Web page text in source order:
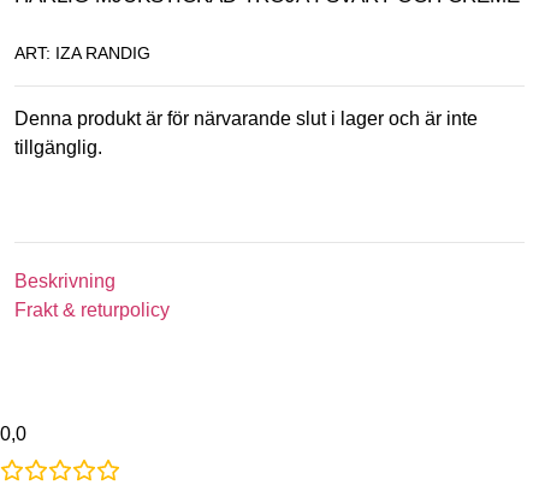
ART: IZA RANDIG
Denna produkt är för närvarande slut i lager och är inte
tillgänglig.
Beskrivning
Frakt & returpolicy
0,0